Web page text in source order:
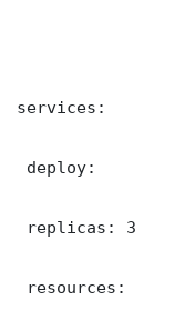
services:
deploy:
replicas: 3
resources: